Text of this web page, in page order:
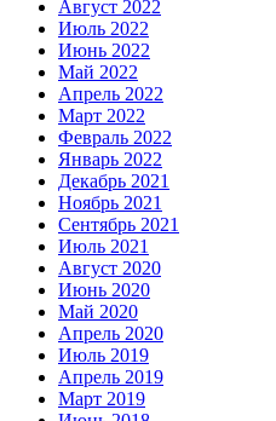
Август 2022
Июль 2022
Июнь 2022
Май 2022
Апрель 2022
Март 2022
Февраль 2022
Январь 2022
Декабрь 2021
Ноябрь 2021
Сентябрь 2021
Июль 2021
Август 2020
Июнь 2020
Май 2020
Апрель 2020
Июль 2019
Апрель 2019
Март 2019